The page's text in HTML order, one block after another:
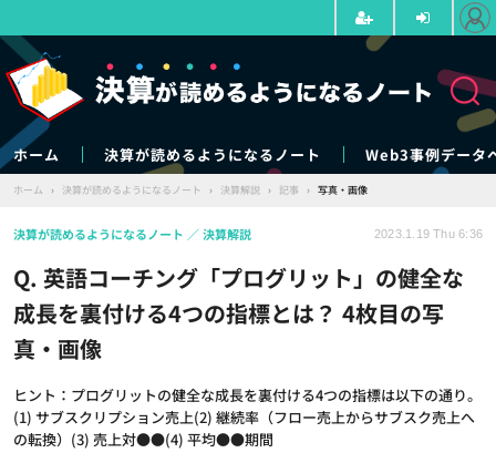
ホーム 決算が読めるようになるノート Web3事例データ
ホーム › 決算が読めるようになるノート › 決算解説 › 記事 › 写真・画像
Q. 英語コーチング「プログリット」の健全な
成長を裏付ける4つの指標とは？ 4枚目の写
真・画像
ヒント：プログリットの健全な成長を裏付ける4つの指標は以下の通り。
(1) サブスクリプション売上(2) 継続率（フロー売上からサブスク売上へ
の転換）(3) 売上対●●(4) 平均●●期間
決算が読めるようになるノート 決算解説 2023.1.19 Thu 6:36